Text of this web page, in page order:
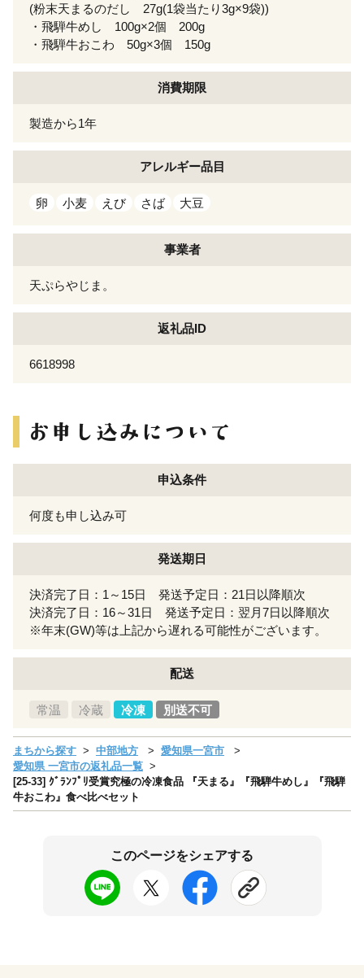
(粉末天まるのだし 27g(1袋当たり3g×9袋))
・飛騨牛めし 100g×2個 200g
・飛騨牛おこわ 50g×3個 150g
消費期限
製造から1年
アレルギー品目
卵 小麦 えび さば 大豆
事業者
天ぷらやじま。
返礼品ID
6618998
申込条件
何度も申し込み可
発送期日
決済完了日：1～15日 発送予定日：21日以降順次
決済完了日：16～31日 発送予定日：翌月7日以降順次
※年末(GW)等は上記から遅れる可能性がございます。
配送
常温 冷蔵 冷凍 別送不可
まちから探す 中部地方
愛知県一宮市
愛知県 一宮市の返礼品一覧
[25-33] ｸﾞﾗﾝﾌﾟﾘ受賞究極の冷凍食品 『天まる』『飛騨牛めし』『飛騨
牛おこわ』食べ比べセット
このページをシェアする